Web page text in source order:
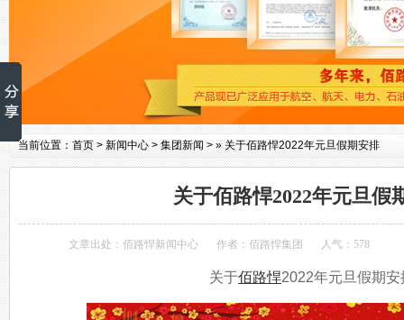
当前位置： 首页 > 新闻中心 > 集团新闻 > » 关于佰路悍2022年元旦假期安排
关于佰路悍2022年元旦假
文章出处： 佰路悍新闻中心 作者：佰路悍集团 人气： 578
关于佰路悍2022年元旦假期安